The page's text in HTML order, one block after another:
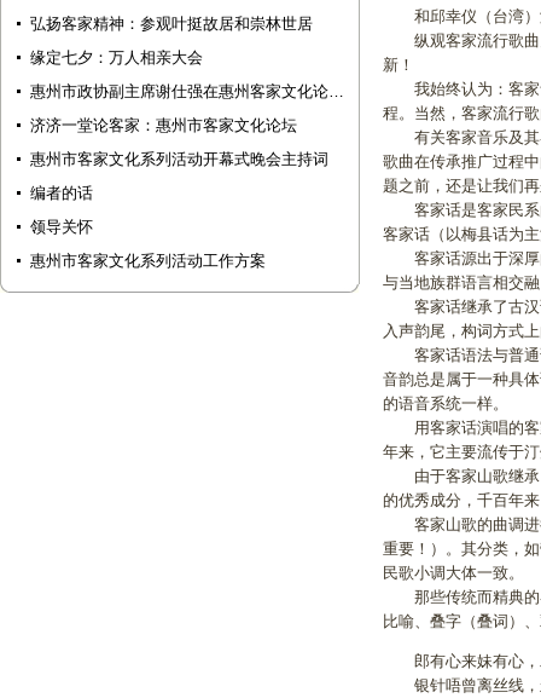
弘扬客家精神：参观叶挺故居和崇林世居
缘定七夕：万人相亲大会
惠州市政协副主席谢仕强在惠州客家文化论…
济济一堂论客家：惠州市客家文化论坛
惠州市客家文化系列活动开幕式晚会主持词
编者的话
领导关怀
惠州市客家文化系列活动工作方案
和邱幸仪（台湾）
纵观客家流行歌曲
新！
我始终认为：客家
程。当然，客家流行
有关客家音乐及其
歌曲在传承推广过程
题之前，还是让我们
客家话是客家民系
客家话（以梅县话为
客家话源出于深厚
与当地族群语言相交
客家话继承了古汉
入声韵尾，构词方式
客家话语法与普通
音韵总是属于一种具
的语音系统一样。
用客家话演唱的客
年来，它主要流传于
由于客家山歌继承
的优秀成分，千百年
客家山歌的曲调进
重要！）。其分类，
民歌小调大体一致。
那些传统而精典的
比喻、叠字（叠词）
郎有心来妹有心，
银针唔曾离丝线，